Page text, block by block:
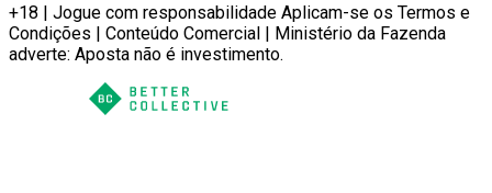
+18 | Jogue com responsabilidade Aplicam-se os Termos e
Condições | Conteúdo Comercial | Ministério da Fazenda
adverte: Aposta não é investimento.